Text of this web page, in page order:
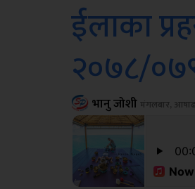
ईलाका
२०७८/०७९
भानु जोशीमंगलबार,